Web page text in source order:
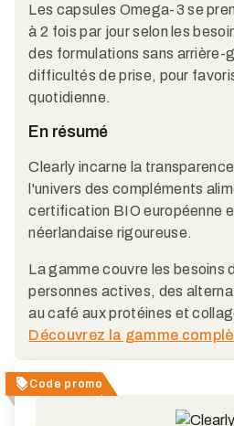
Les capsules Omega-3 se
à 2 fois par jour selon les
des formulations sans arrière-
difficultés de prise, pour
quotidienne.
En résumé
Clearly incarne la
l'univers des compléments
certification BIO européenne
néerlandaise rigoureuse.
La gamme couvre les besoins
personnes actives, des
au café aux protéines et
Découvrez la gamme
Code promo